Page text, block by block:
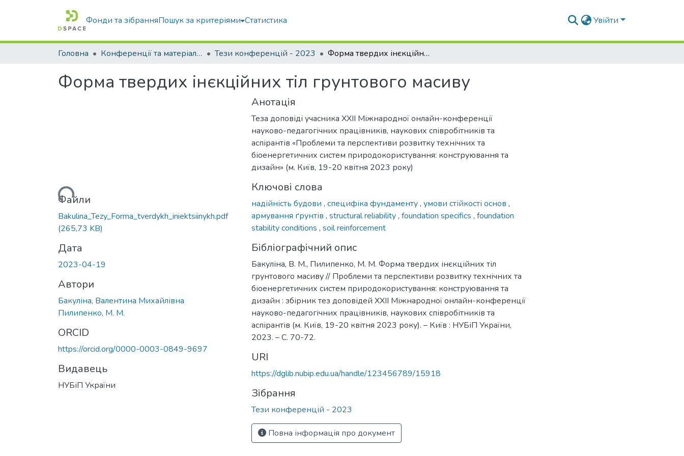
Фонди та зібранняПошук за критеріями Статистика Увійти
Головна Конференції та матеріали конференцій Тези конференцій - 2023 Форма твердих інєкційних тіл грунтового масиву
Форма твердих інєкційних тіл грунтового масиву
Вантажиться...Файли
Bakulina_Tezy_Forma_tverdykh_iniektsiinykh.pdf
(265,73 KB)
Дата
2023-04-19
Автори
Бакуліна, Валентина Михайлівна
Пилипенко, М. М.
ORCID
https://orcid.org/0000-0003-0849-9697
Видавець
НУБіП України
Анотація
Теза доповіді учасника ХXІI Міжнародної онлайн-конференції
науково-педагогічних працівників, наукових співробітників та
аспірантів «Проблеми та перспективи розвитку технічних та
біоенергетичних систем природокористування: конструювання та
дизайн» (м. Київ, 19-20 квітня 2023 року)
Ключові слова
надійність будови , специфіка фундаменту, умови стійкості основ ,
армування ґрунтів , structural reliability, foundation specifics , foundation
stability conditions , soil reinforcement
Бібліографічний опис
Бакуліна, В. М., Пилипенко, М. М. Форма твердих інєкційних тіл
грунтового масиву // Проблеми та перспективи розвитку технічних та
біоенергетичних систем природокористування: конструювання та
дизайн : збірник тез доповідей ХXІI Міжнародної онлайн-конференції
науково-педагогічних працівників, наукових співробітників та
аспірантів (м. Київ, 19-20 квітня 2023 року). – Київ : НУБіП України,
2023. – С. 70-72.
URI
https://dglib.nubip.edu.ua/handle/123456789/15918
Зібрання
Тези конференцій - 2023
Повна інформація про документ